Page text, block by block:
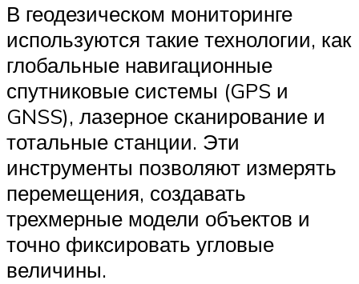
В геодезическом мониторинге
используются такие технологии, как
глобальные навигационные
спутниковые системы (GPS и
GNSS), лазерное сканирование и
тотальные станции. Эти
инструменты позволяют измерять
перемещения, создавать
трехмерные модели объектов и
точно фиксировать угловые
величины.